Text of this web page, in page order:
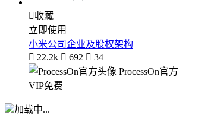
收藏
立即使用
小米公司企业及股权架构
 22.2k  692  34
ProcessOn官方
VIP免费
加载中...